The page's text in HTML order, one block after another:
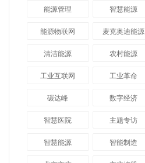
能源管理 智慧能源
能源物联网 麦克奥迪能源
清洁能源 农村能源
工业互联网 工业革命
碳达峰 数字经济
智慧医院 主题专访
​智慧能源 智能制造